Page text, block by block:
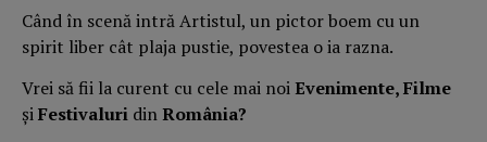
Când în scenă intră Artistul, un pictor boem cu un
spirit liber cât plaja pustie, povestea o ia razna.
Vrei să fii la curent cu cele mai noiEvenimente, Filme
șiFestivaluri dinRomânia?